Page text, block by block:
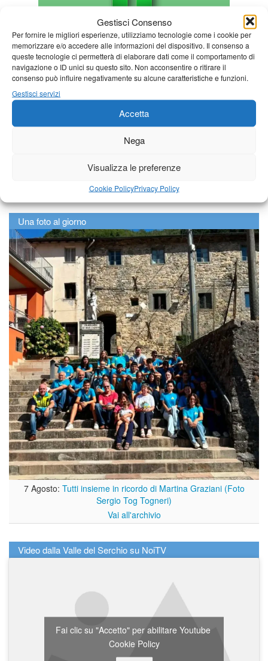
Gestisci Consenso
Per fornire le migliori esperienze, utilizziamo tecnologie come i cookie per
memorizzare e/o accedere alle informazioni del dispositivo. Il consenso a
queste tecnologie ci permetterà di elaborare dati come il comportamento di
navigazione o ID unici su questo sito. Non acconsentire o ritirare il
consenso può influire negativamente su alcune caratteristiche e funzioni.
Gestisci servizi
Accetta
Nega
Visualizza le preferenze
Cookie PolicyPrivacy Policy
Una foto al giorno
7 Agosto: Tutti insieme in ricordo di Martina Graziani (Foto
Sergio Tog Togneri)
Vai all'archivio
Video dalla Valle del Serchio su NoiTV
Fai clic su "Accetto" per abilitare Youtube
Cookie Policy